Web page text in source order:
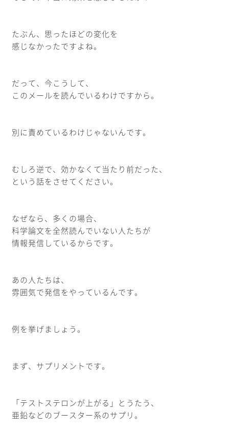
たぶん、思ったほどの変化を
感じなかったですよね。
だって、今こうして、
このメールを読んでいるわけですから。
別に責めているわけじゃないんです。
むしろ逆で、効かなくて当たり前だった、
という話をさせてください。
なぜなら、多くの場合、
科学論文を全然読んでいない人たちが
情報発信しているからです。
あの人たちは、
雰囲気で発信をやっているんです。
例を挙げましょう。
まず、サプリメントです。
「テストステロンが上がる」とうたう、
亜鉛などのブースター系のサプリ。